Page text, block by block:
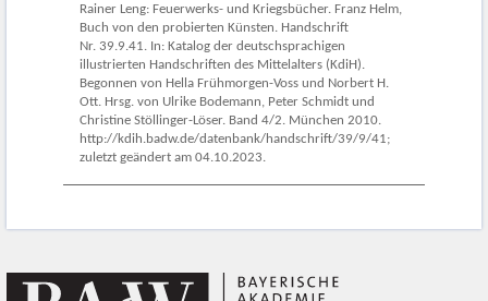
Rainer Leng: Feuerwerks- und Kriegsbücher. Franz Helm,
Buch von den probierten Künsten. Handschrift
Nr. 39.9.41. In: Katalog der deutschsprachigen
illustrierten Handschriften des Mittelalters (KdiH).
Begonnen von Hella Frühmorgen-Voss und Norbert H.
Ott. Hrsg. von Ulrike Bodemann, Peter Schmidt und
Christine Stöllinger-Löser. Band 4/2. München 2010.
http://kdih.badw.de/datenbank/handschrift/39/9/41;
zuletzt geändert am 04.10.2023.